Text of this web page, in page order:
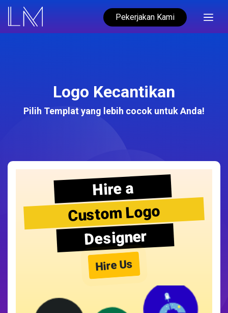
Pekerjakan Kami
Logo Kecantikan
Pilih Templat yang lebih cocok untuk Anda!
Hire a
Custom Logo
Designer
Hire Us